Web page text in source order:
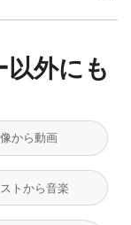
外にも
から動画
トから音楽